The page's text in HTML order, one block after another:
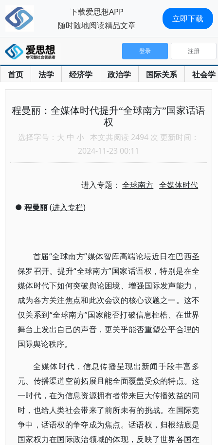
首页 法学 经济学 政治学 国际关系 社会学
登录 注册
程曼丽：全媒体时代提升“全球南方”国家话语
权
选择字号： 大 中 小 本文共阅读 2494 次 更新时间：
2024-11-23 00:11
进入专题：全球南方 全媒体时代
● 程曼丽(进入专栏)
首届“全球南方”媒体智库高端论坛近日在巴西圣
保罗召开。提升“全球南方”国家话语权，特别是在全
媒体时代下如何突破舆论困境、增强国际发声能力，
成为各方关注焦点和此次会议的核心议题之一。这不
仅关系到“全球南方”国家能否打破信息桎梏、在世界
舞台上发出自己的声音，更关乎能否重塑公平合理的
国际舆论秩序。
全媒体时代，信息传播呈现出新闻手段丰富多
元、传播渠道空前拓展且能全面覆盖受众的特点。这
一时代，在为信息资源拥有者带来巨大传播效益的同
时，也给人类社会带来了前所未有的挑战。在国际竞
争中，话语权的争夺成为焦点。话语权，归根结底是
国家权力在国际政治领域的体现，反映了世界各国在
下载爱思想APP
随时随地阅读精品文章
立即下载